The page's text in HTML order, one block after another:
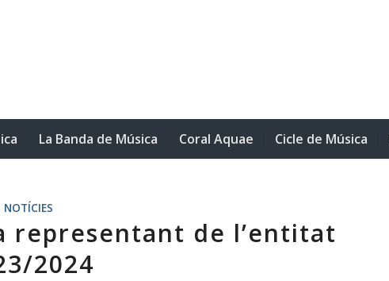
La Banda de Música Coral Aquae Cicle de Música
NOTÍCIES
representant de l’entitat
2024